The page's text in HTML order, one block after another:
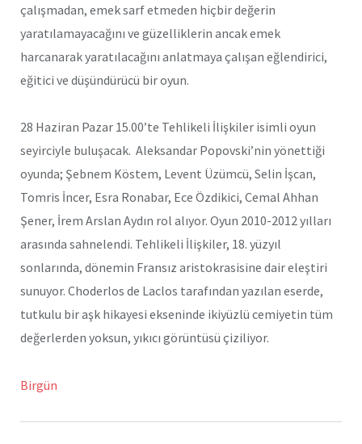
çalışmadan, emek sarf etmeden hiçbir değerin
yaratılamayacağını ve güzelliklerin ancak emek
harcanarak yaratılacağını anlatmaya çalışan eğlendirici,
eğitici ve düşündürücü bir oyun.
28 Haziran Pazar 15.00’te Tehlikeli İlişkiler isimli oyun
seyirciyle buluşacak. Aleksandar Popovski’nin yönettiği
oyunda; Şebnem Köstem, Levent Üzümcü, Selin İşcan,
Tomris İncer, Esra Ronabar, Ece Özdikici, Cemal Ahhan
Şener, İrem Arslan Aydın rol alıyor. Oyun 2010-2012 yılları
arasında sahnelendi. Tehlikeli İlişkiler, 18. yüzyıl
sonlarında, dönemin Fransız aristokrasisine dair eleştiri
sunuyor. Choderlos de Laclos tarafından yazılan eserde,
tutkulu bir aşk hikayesi ekseninde ikiyüzlü cemiyetin tüm
değerlerden yoksun, yıkıcı görüntüsü çiziliyor.
Birgün